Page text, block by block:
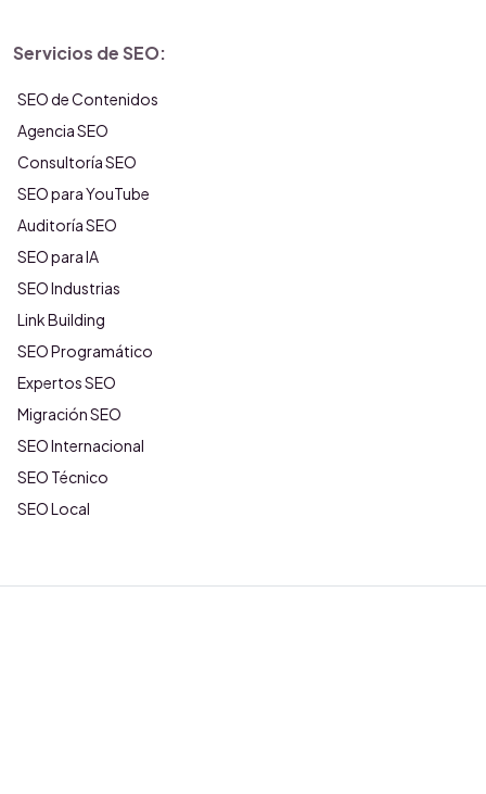
Servicios de SEO:
SEO de Contenidos
Agencia SEO
Consultoría SEO
SEO para YouTube
Auditoría SEO
SEO para IA
SEO Industrias
Link Building
SEO Programático
Expertos SEO
Migración SEO
SEO Internacional
SEO Técnico
SEO Local